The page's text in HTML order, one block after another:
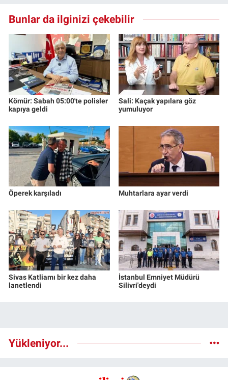
Bunlar da ilginizi çekebilir
Kömür: Sabah 05:00'te polisler
kapıya geldi
Sali: Kaçak yapılara göz
yumuluyor
Öperek karşıladı Muhtarlara ayar verdi
Sivas Katliamı bir kez daha
lanetlendi
İstanbul Emniyet Müdürü
Silivri'deydi
Yükleniyor...